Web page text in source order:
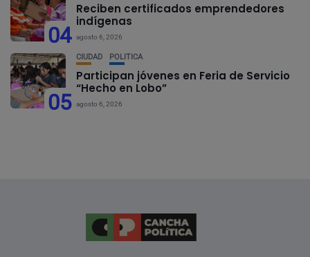
04
Reciben certificados emprendedores
indígenas
agosto 6, 2026
05
CIUDAD POLÍTICA
Participan jóvenes en Feria de Servicio
“Hecho en Lobo”
agosto 6, 2026